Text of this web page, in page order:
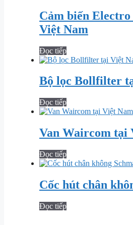
Cảm biến Electro
Việt Nam
Đọc tiếp
Bộ lọc Bollfilter
Đọc tiếp
Van Waircom tại
Đọc tiếp
Cốc hút chân
Đọc tiếp